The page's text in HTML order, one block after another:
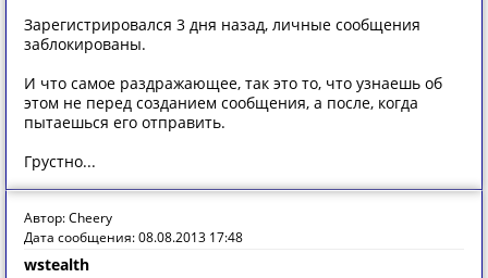
Зарегистрировался 3 дня назад, личные сообщения
заблокированы.
И что самое раздражающее, так это то, что узнаешь об
этом не перед созданием сообщения, а после, когда
пытаешься его отправить.
Грустно...
Автор: Cheery
Дата сообщения: 08.08.2013 17:48
wstealth